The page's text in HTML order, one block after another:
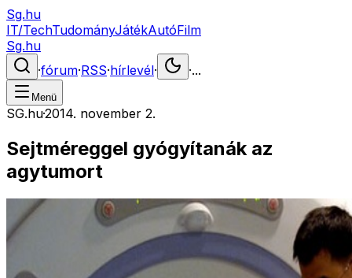
Sg.hu
IT/TechTudományJátékAutóFilm
Sg.hu
·fórum·RSS·hírlevél· ·...
Menü
SG.hu·2014. november 2.
Sejtméreggel gyógyítanák az
agytumort